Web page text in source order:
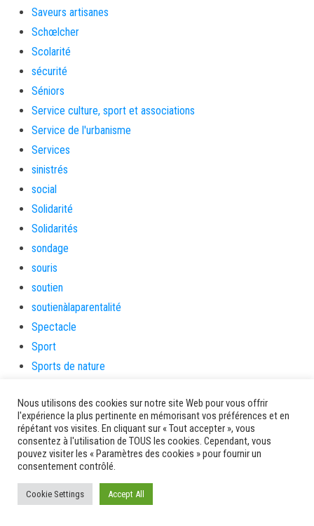
Saveurs artisanes
Schœlcher
Scolarité
sécurité
Séniors
Service culture, sport et associations
Service de l'urbanisme
Services
sinistrés
social
Solidarité
Solidarités
sondage
souris
soutien
soutienàlaparentalité
Spectacle
Sport
Sports de nature
Survie
tambour
tambours
tempetetropicale
Terres de patrimoine et de culture
Terres gourmandes
Nous utilisons des cookies sur notre site Web pour vous offrir
l'expérience la plus pertinente en mémorisant vos préférences et en
répétant vos visites. En cliquant sur « Tout accepter », vous
consentez à l'utilisation de TOUS les cookies. Cependant, vous
pouvez visiter les « Paramètres des cookies » pour fournir un
consentement contrôlé.
Cookie Settings Accept All